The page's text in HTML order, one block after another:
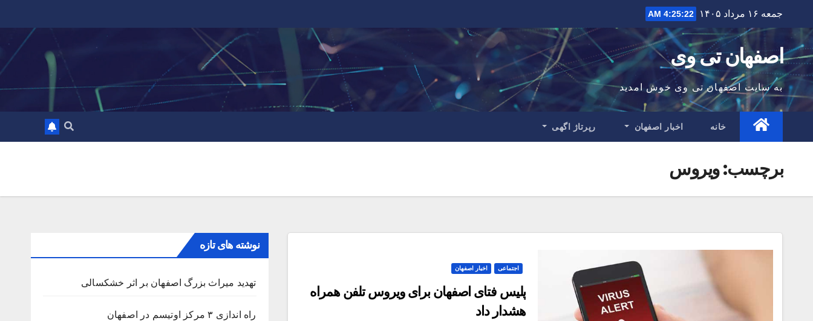
to
content
جمعه ۱۶ مرداد ۱۴۰۵ 4:25:23 AM
اصفهان تی وی
به سایت اصفهان تی وی خوش امدید
خانه اخبار اصفهان رپرتاژ اگهی
برچسب:ویروس
اجتماعی اخبار اصفهان
پلیس فتای اصفهان برای ویروس تلفن همراه
هشدار داد
نوشته های تازه
تهدید میراث بزرگ اصفهان بر اثر خشکسالی
راه اندازی ۳ مرکز اوتیسم در اصفهان